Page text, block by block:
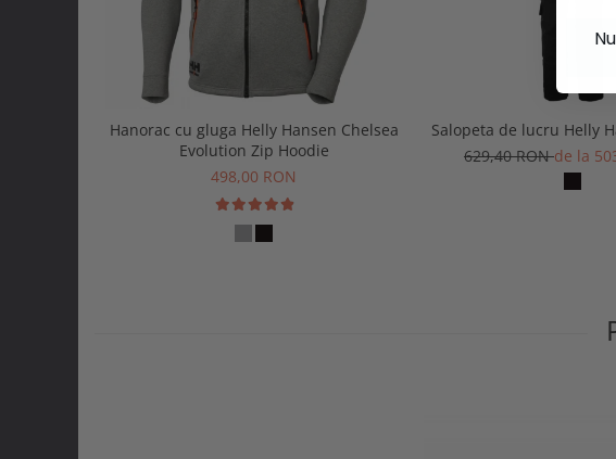
Hanorac cu gluga Helly Hansen Chelsea
Evolution Zip Hoodie
498,00 RON
Salopeta de lucru Helly
629,40 RONde la